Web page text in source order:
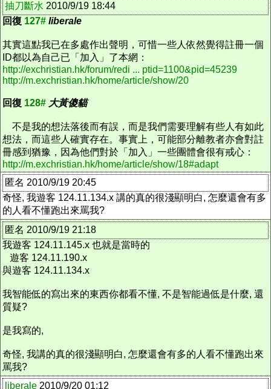
抽刀斷水 2010/9/19 18:44
回復 127# liberale
其實這點我已在多處作出聲明，可惜一些人依然覺得註冊一個
ID都以為自己已「加入」了本網：
http://exchristian.hk/forum/redi ... ptid=1100&pid=45239
http://m.exchristian.hk/home/article/show/20
回復 128# 大黃傻貓
不是我的想法落後而有誤，而是我們需要理解有些人有如此
想法，而這些人確實存在。事實上，可能部分離教者亦會對註
冊感到猶豫，因為他們對於「加入」一些團體會很有戒心：
http://m.exchristian.hk/home/article/show/18#adapt
匿名 2010/9/19 20:45
奇怪, 我遊客 124.11.134.x 講的真的很淺顯明白, 怎麼還會有多
的人看不懂跑出來罵我?
匿名 2010/9/19 21:18
我遊客 124.11.145.x 也就是當時的
遊客 124.11.190.x
與遊客 124.11.134.x
我智能低的寫出來的東西你都看不懂, 不是智能過低是什麼, 還
質疑?
是我寫的,
奇怪, 我講的真的很淺顯明白, 怎麼還會有多的人看不懂跑出來
罵我?
liberale 2010/9/20 01:12